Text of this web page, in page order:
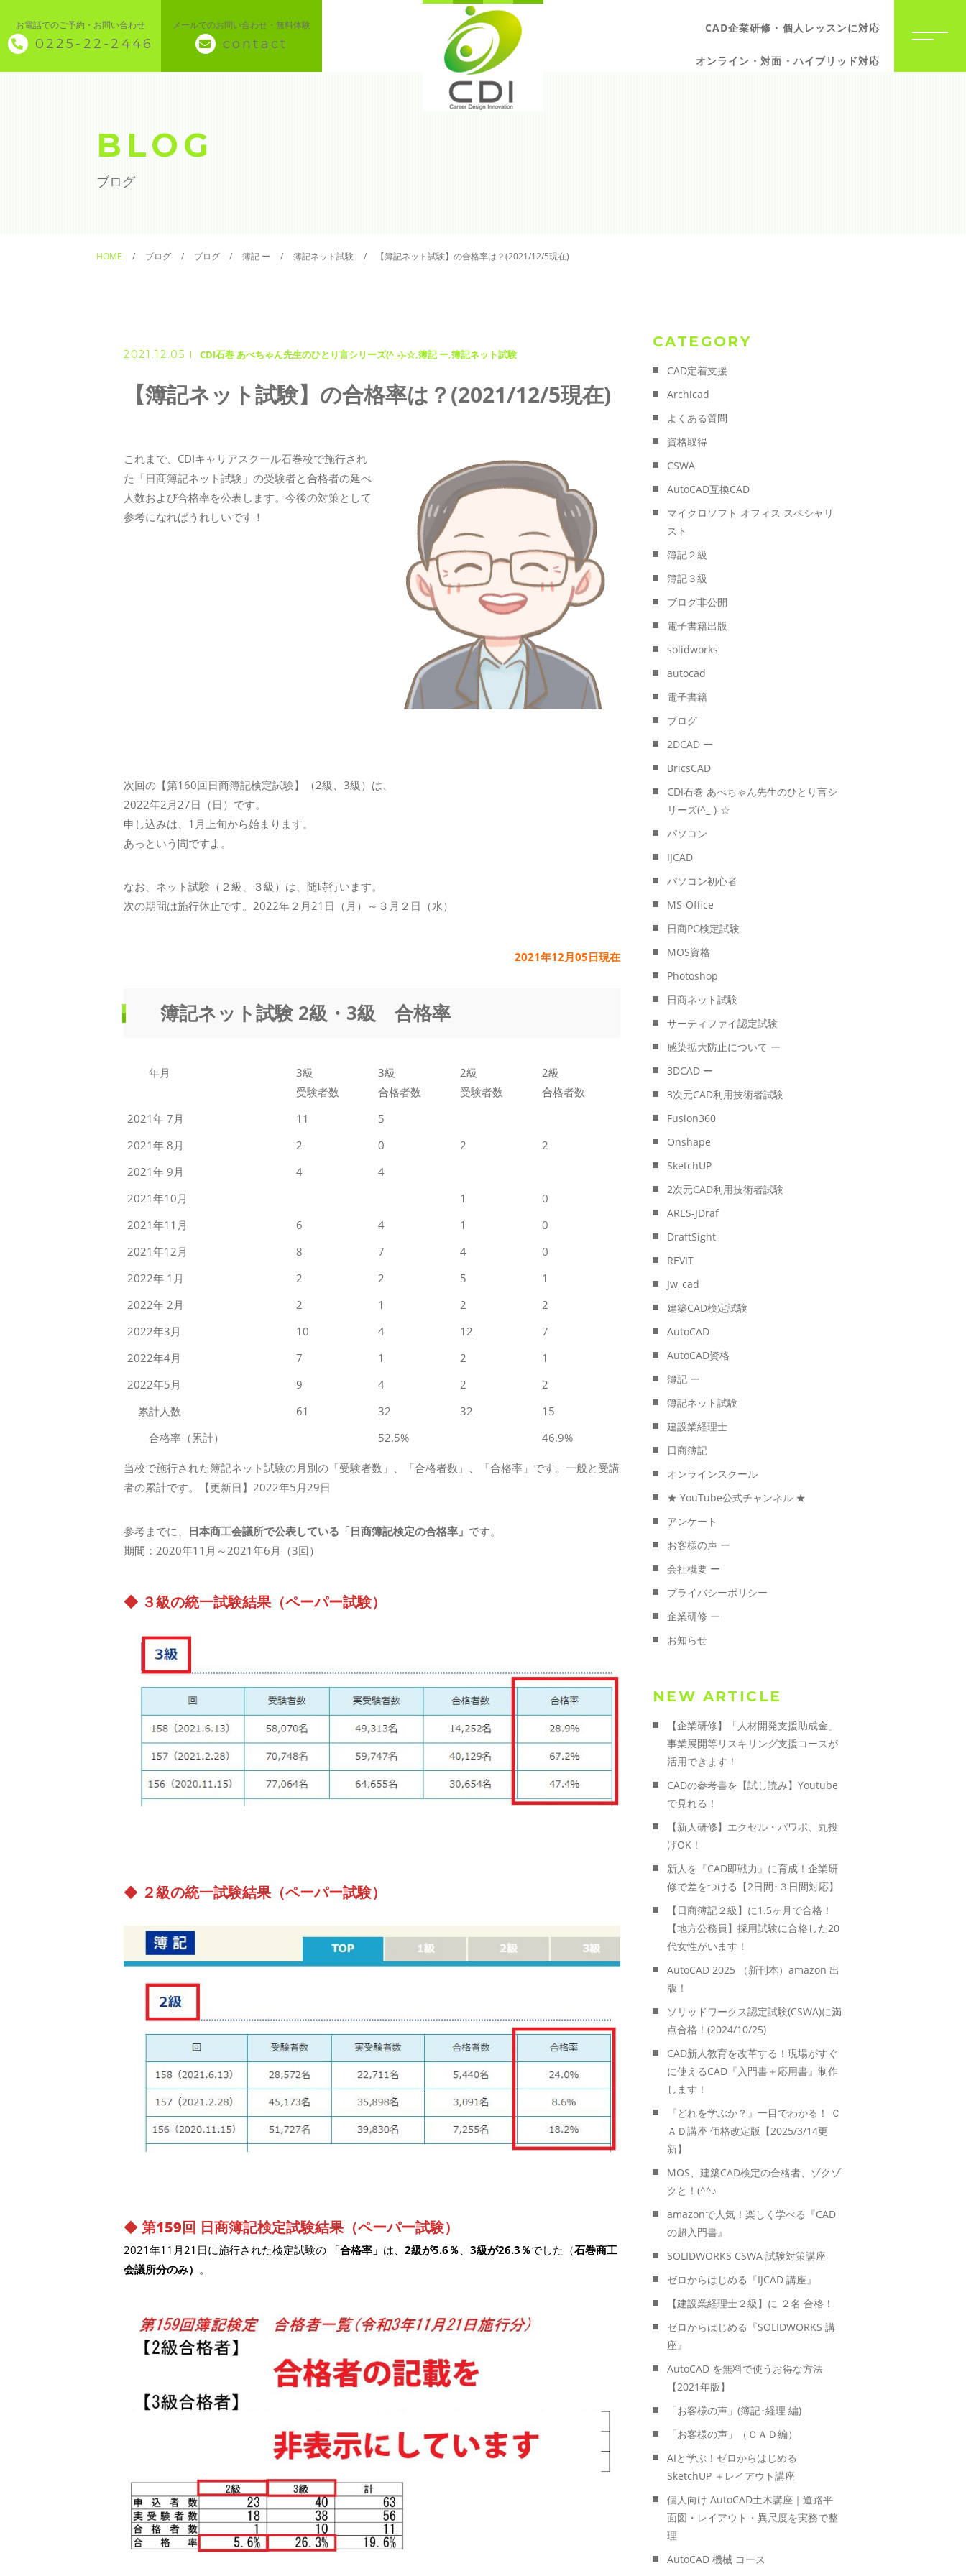
お電話でのご予約・お問い合わせ
0225-22-2446
メールでのお問い合わせ・無料体験
contact
CAD企業研修・個人レッスンに対応
オンライン・対面・ハイブリッド対応
◇ トップページ
◆ CAD・BIM
◆ オンラインによる授業／体験
◇ 書籍出版
◇ Youtubeチャンネル・ライブ配信
◇ よくある質問
BLOG
ブログ
HOME ブログ ブログ 簿記 ー 簿記ネット試験 【簿記ネット試験】の合格率は？(2021/12/5現在)
2021.12.05 CDI石巻 あべちゃん先生のひとり言シリーズ(^_-)-☆ 簿記 ー 簿記ネット試験
【簿記ネット試験】の合格率は？(2021/12/5現在)
これまで、CDIキャリアスクール石巻校で施行され
た「日商簿記ネット試験」の受験者と合格者の延べ
人数および合格率を公表します。今後の対策として
参考になればうれしいです！
次回の【第160回日商簿記検定試験】（2級、3級）は、
2022年2月27日（日）です。
申し込みは、1月上旬から始まります。
あっという間ですよ。
なお、ネット試験（２級、３級）は、随時行います。
次の期間は施行休止です。2022年２月21日（月）～３月２日（水）
2021年12月05日現在
簿記ネット試験 2級・3級 合格率
年月
3級
受験者数
3級
合格者数
2級
受験者数
2級
合格者数
2021年 7月
11
5
2021年 8月
2 0 2
2
2021年 9月
4
4
2021年10月
1
0
2021年11月
6 4 1
0
2021年12月
8 7 4
0
2022年 1月
2 2 5
1
2022年 2月
2 1 2
2
2022年3月
10 4 12
7
2022年4月
7 1 2
1
2022年5月
9 4 2
2
累計人数
61 32 32
15
合格率（累計）
52.5% 46.9%
当校で施行された簿記ネット試験の月別の「受験者数」、「合格者数」、「合格率」です。一般と受講
者の累計です。【更新日】2022年5月29日
参考までに、 日本商工会議所で公表している「日商簿記検定の合格率」 です。
期間：2020年11月～2021年6月（3回）
◆ ３級の統一試験結果（ペーパー試験）
◆ ２級の統一試験結果（ペーパー試験）
◆第159回 日商簿記検定試験結果（ペーパー試験）
2021年11月21日に施行された検定試験の 「合格率」 は、 2級が5.6％、 3級が26.3％でした（石巻商工
会議所分のみ） 。
CATEGORY
CAD定着支援
Archicad
よくある質問
資格取得
CSWA
AutoCAD互換CAD
マイクロソフト オフィス スペシャリ
スト
簿記２級
簿記３級
ブログ非公開
電子書籍出版
solidworks
autocad
電子書籍
ブログ
2DCAD ー
BricsCAD
CDI石巻 あべちゃん先生のひとり言シ
リーズ(^_-)-☆
パソコン
IJCAD
パソコン初心者
MS-Office
日商PC検定試験
MOS資格
Photoshop
日商ネット試験
サーティファイ認定試験
感染拡大防止について ー
3DCAD ー
3次元CAD利用技術者試験
Fusion360
Onshape
SketchUP
2次元CAD利用技術者試験
ARES-JDraf
DraftSight
REVIT
Jw_cad
建築CAD検定試験
AutoCAD
AutoCAD資格
簿記 ー
簿記ネット試験
建設業経理士
日商簿記
オンラインスクール
★ YouTube公式チャンネル ★
アンケート
お客様の声 ー
会社概要 ー
プライバシーポリシー
企業研修 ー
お知らせ
NEW ARTICLE
【企業研修】「人材開発支援助成金」
事業展開等リスキリング支援コースが
活用できます！
CADの参考書を【試し読み】Youtube
で見れる！
【新人研修】エクセル・パワポ、丸投
げOK！
新人を『CAD即戦力』に育成！企業研
修で差をつける【2日間･３日間対応】
【日商簿記２級】に1.5ヶ月で合格！
【地方公務員】採用試験に合格した20
代女性がいます！
AutoCAD 2025 （新刊本）amazon 出
版！
ソリッドワークス認定試験(CSWA)に満
点合格！(2024/10/25)
CAD新人教育を改革する！現場がすぐ
に使えるCAD『入門書＋応用書』制作
します！
『どれを学ぶか？』一目でわかる！ Ｃ
ＡＤ講座 価格改定版【2025/3/14更
新】
MOS、建築CAD検定の合格者、ゾクゾ
クと！(^^♪
amazonで人気！楽しく学べる『CAD
の超入門書』
SOLIDWORKS CSWA 試験対策講座
ゼロからはじめる『IJCAD 講座』
【建設業経理士２級】に ２名 合格！
ゼロからはじめる『SOLIDWORKS 講
座』
AutoCAD を無料で使うお得な方法
【2021年版】
「お客様の声」(簿記･経理 編)
「お客様の声」（ＣＡＤ編）
AIと学ぶ！ゼロからはじめる
SketchUP ＋レイアウト講座
個人向け AutoCAD土木講座｜道路平
面図・レイアウト・異尺度を実務で整
理
AutoCAD 機械 コース